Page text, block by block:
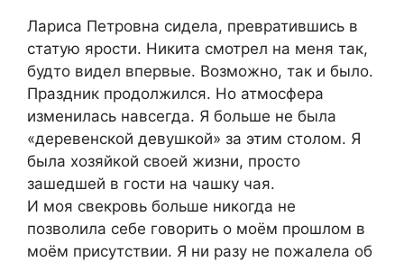
Лариса Петровна сидела, превратившись в
статую ярости. Никита смотрел на меня так,
будто видел впервые. Возможно, так и было.
Праздник продолжился. Но атмосфера
изменилась навсегда. Я больше не была
«деревенской девушкой» за этим столом. Я
была хозяйкой своей жизни, просто
зашедшей в гости на чашку чая.
И моя свекровь больше никогда не
позволила себе говорить о моём прошлом в
моём присутствии. Я ни разу не пожалела об